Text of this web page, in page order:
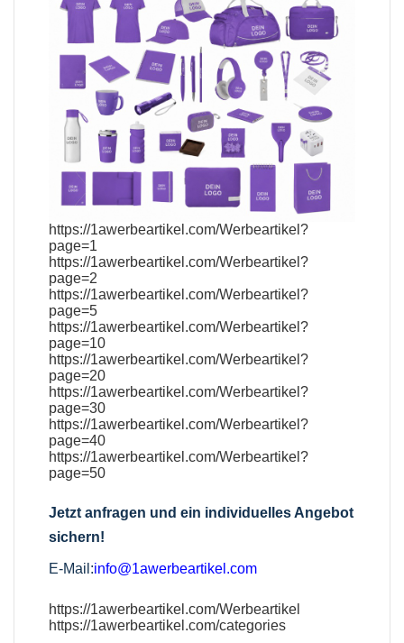
https://1awerbeartikel.com/Werbeartikel?
page=1
https://1awerbeartikel.com/Werbeartikel?
page=2
https://1awerbeartikel.com/Werbeartikel?
page=5
https://1awerbeartikel.com/Werbeartikel?
page=10
https://1awerbeartikel.com/Werbeartikel?
page=20
https://1awerbeartikel.com/Werbeartikel?
page=30
https://1awerbeartikel.com/Werbeartikel?
page=40
https://1awerbeartikel.com/Werbeartikel?
page=50
Jetzt anfragen und ein individuelles Angebot
sichern!
E-Mail:info@1awerbeartikel.com
https://1awerbeartikel.com/Werbeartikel
https://1awerbeartikel.com/categories